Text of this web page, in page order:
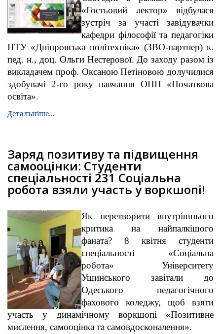
«Гостьовий лектор» відбулася
зустріч за участі завідувачки
кафедри філософії та педагогіки
НТУ «Дніпровська політехніка» (ЗВО-партнер) к.
пед. н., доц. Ольги Нестерової. До заходу разом із
викладачем проф. Оксаною Петіновою долучилися
здобувачі 2-го року навчання ОПП «Початкова
освіта».
Детальніше...
Заряд позитиву та підвищення
самооцінки: Студенти
спеціальності 231 Соціальна
робота взяли участь у воркшопі!
Як перетворити внутрішнього
критика на найпалкішого
фаната? 8 квітня студенти
спеціальності «Соціальна
робота» Університету
Ушинського завітали до
Одеського педагогічного
фахового коледжу, щоб взяти
участь у динамічному воркшопі «Позитивне
мислення, самооцінка та самовдосконалення».